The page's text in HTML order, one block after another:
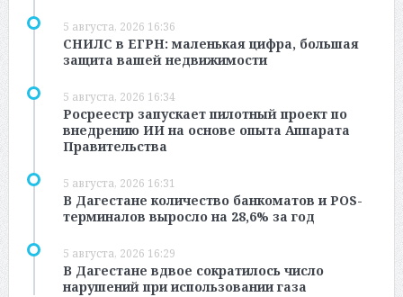
5 августа, 2026 16:36
СНИЛС в ЕГРН: маленькая цифра, большая
защита вашей недвижимости
5 августа, 2026 16:34
Росреестр запускает пилотный проект по
внедрению ИИ на основе опыта Аппарата
Правительства
5 августа, 2026 16:31
В Дагестане количество банкоматов и POS-
терминалов выросло на 28,6% за год
5 августа, 2026 16:29
В Дагестане вдвое сократилось число
нарушений при использовании газа